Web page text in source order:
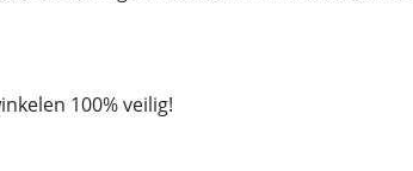
100% veilig!